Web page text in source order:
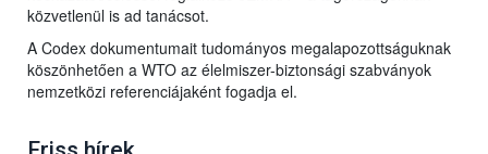
közvetlenül is ad tanácsot.
A Codex dokumentumait tudományos megalapozottságuknak
köszönhetően a WTO az élelmiszer-biztonsági szabványok
nemzetközi referenciájaként fogadja el.